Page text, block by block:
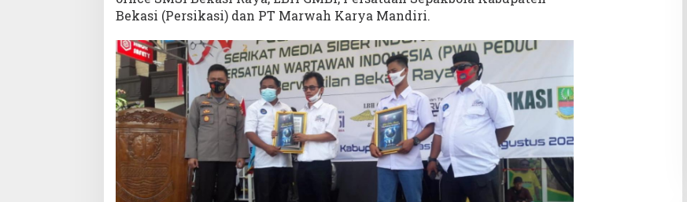
Bekasi (Persikasi) dan PT Marwah Karya Mandiri.